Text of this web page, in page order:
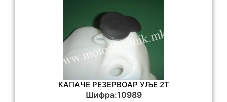
КАПАЧЕ РЕЗЕРВОАР УЉЕ 2Т
Шифра:10989